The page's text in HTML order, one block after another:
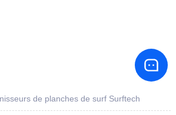
de planches de surf Surftech